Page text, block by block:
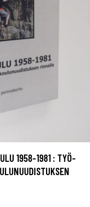
1958-1981 : TYÖ-